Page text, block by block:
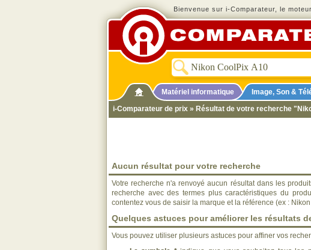
Bienvenue sur i-Comparateur, le
Matériel informatique Image, Son &
i-Comparateur de prix » Résultat de votre recherche
Aucun résultat pour votre recherche
Votre recherche n'a renvoyé aucun résultat dans les
recherche avec des termes plus caractéristiques du
contentez vous de saisir la marque et la référence (ex :
Quelques astuces pour améliorer les résultats
Vous pouvez utiliser plusieurs astuces pour affiner vos